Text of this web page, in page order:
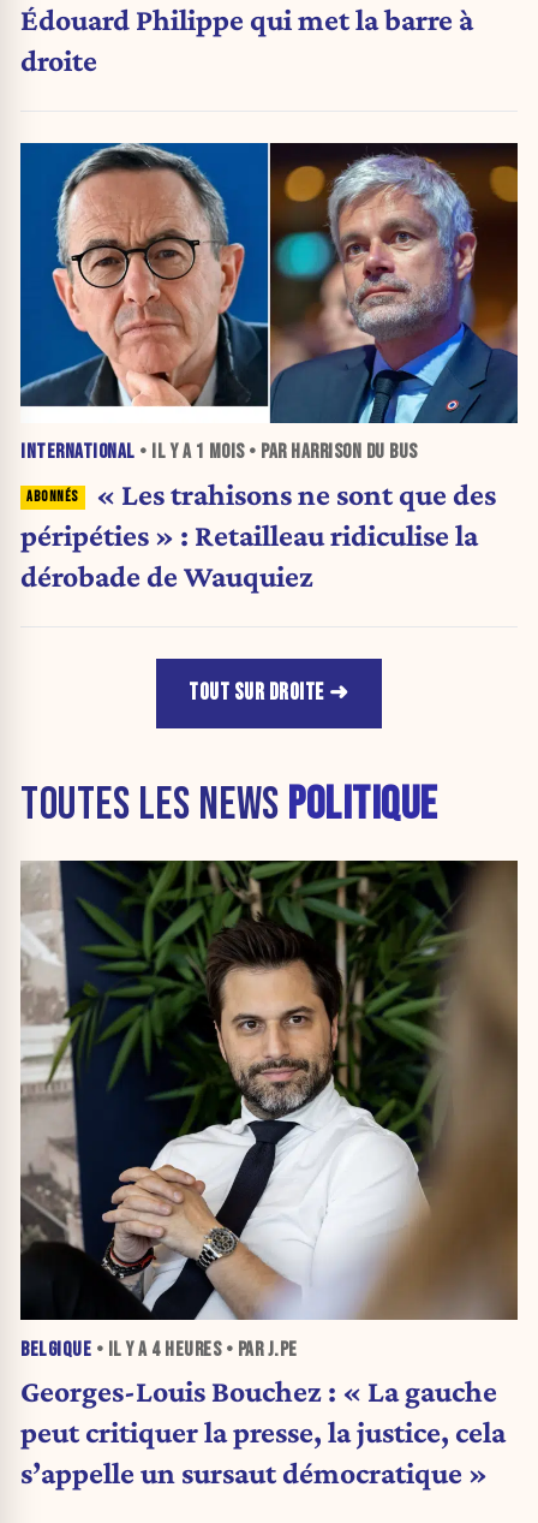
Édouard Philippe qui met la barre à
droite
INTERNATIONAL • IL Y A 1 MOIS• PAR HARRISON DU BUS
« Les trahisons ne sont que des
péripéties » : Retailleau ridiculise la
dérobade de Wauquiez
TOUT SUR DROITE
TOUTES LES NEWS POLITIQUE
BELGIQUE • IL Y A 4 HEURES• PAR J.PE
Georges-Louis Bouchez : « La gauche
peut critiquer la presse, la justice, cela
s’appelle un sursaut démocratique »